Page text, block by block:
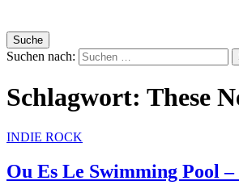
Suche
Suchen nach:
Schlagwort: These
INDIE ROCK
Ou Es Le Swimming Pool